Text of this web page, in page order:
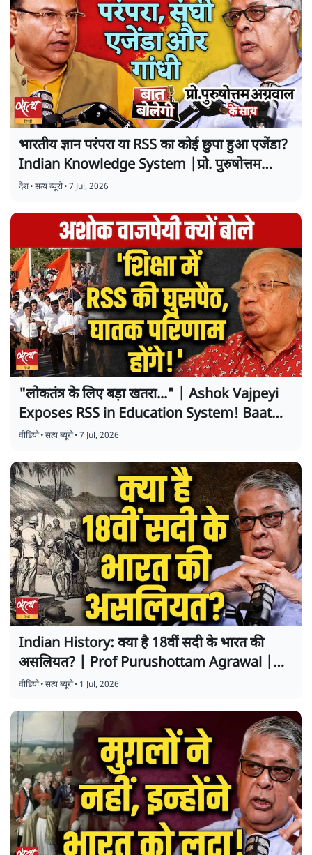
भारतीय ज्ञान परंपरा या RSS का कोई छुपा हुआ एजेंडा?
Indian Knowledge System |प्रो. पुरुषोत्तम
अग्रवाल
देश•सत्य ब्यूरो•7 Jul, 2026
"लोकतंत्र के लिए बड़ा खतरा..." | Ashok Vajpeyi
Exposes RSS in Education System! Baat
Bolegi
वीडियो•सत्य ब्यूरो•7 Jul, 2026
Indian History: क्या है 18वीं सदी के भारत की
असलियत? | Prof Purushottam Agrawal |
Baat Bolegi
वीडियो•सत्य ब्यूरो• 1 Jul, 2026